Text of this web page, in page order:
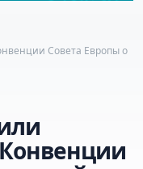
Совета Европы о